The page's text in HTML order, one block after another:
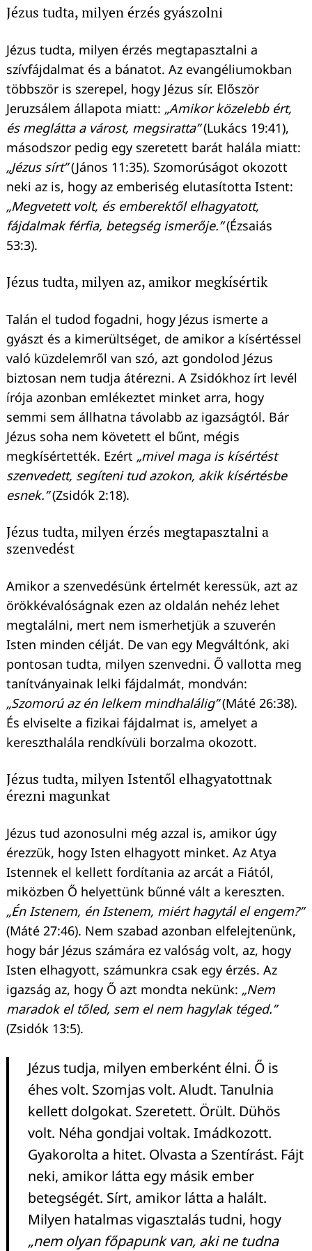
Jézus tudta, milyen érzés gyászolni
Jézus tudta, milyen érzés megtapasztalni a
szívfájdalmat és a bánatot. Az evangéliumokban
többször is szerepel, hogy Jézus sír. Először
Jeruzsálem állapota miatt: „Amikor közelebb ért,
és meglátta a várost, megsiratta”(Lukács 19:41),
másodszor pedig egy szeretett barát halála miatt:
„Jézus sírt”(János 11:35). Szomorúságot okozott
neki az is, hogy az emberiség elutasította Istent:
„Megvetett volt, és emberektől elhagyatott,
fájdalmak férfia, betegség ismerője.”(Ézsaiás
53:3).
Jézus tudta, milyen az, amikor megkísértik
Talán el tudod fogadni, hogy Jézus ismerte a
gyászt és a kimerültséget, de amikor a kísértéssel
való küzdelemről van szó, azt gondolod Jézus
biztosan nem tudja átérezni. A Zsidókhoz írt levél
írója azonban emlékeztet minket arra, hogy
semmi sem állhatna távolabb az igazságtól. Bár
Jézus soha nem követett el bűnt, mégis
megkísértették. Ezért „mivel maga is kísértést
szenvedett, segíteni tud azokon, akik kísértésbe
esnek.”(Zsidók 2:18).
Jézus tudta, milyen érzés megtapasztalni a
szenvedést
Amikor a szenvedésünk értelmét keressük, azt az
örökkévalóságnak ezen az oldalán nehéz lehet
megtalálni, mert nem ismerhetjük a szuverén
Isten minden célját. De van egy Megváltónk, aki
pontosan tudta, milyen szenvedni. Ő vallotta meg
tanítványainak lelki fájdalmát, mondván:
„Szomorú az én lelkem mindhalálig”(Máté 26:38).
És elviselte a fizikai fájdalmat is, amelyet a
kereszthalála rendkívüli borzalma okozott.
Jézus tudta, milyen Istentől elhagyatottnak
érezni magunkat
Jézus tud azonosulni még azzal is, amikor úgy
érezzük, hogy Isten elhagyott minket. Az Atya
Istennek el kellett fordítania az arcát a Fiától,
miközben Ő helyettünk bűnné vált a kereszten.
„Én Istenem, én Istenem, miért hagytál el engem?”
(Máté 27:46). Nem szabad azonban elfelejtenünk,
hogy bár Jézus számára ez valóság volt, az, hogy
Isten elhagyott, számunkra csak egy érzés. Az
igazság az, hogy Ő azt mondta nekünk: „Nem
maradok el tőled, sem el nem hagylak téged.”
(Zsidók 13:5).
Jézus tudja, milyen emberként élni. Ő is
éhes volt. Szomjas volt. Aludt. Tanulnia
kellett dolgokat. Szeretett. Örült. Dühös
volt. Néha gondjai voltak. Imádkozott.
Gyakorolta a hitet. Olvasta a Szentírást. Fájt
neki, amikor látta egy másik ember
betegségét. Sírt, amikor látta a halált.
Milyen hatalmas vigasztalás tudni, hogy
„nem olyan főpapunk van, aki ne tudna
Keresés: